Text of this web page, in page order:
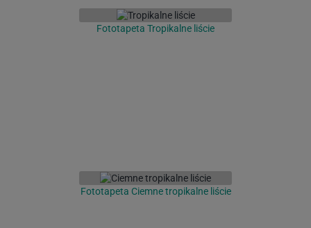
Fototapeta Tropikalne liście
Fototapeta Ciemne tropikalne liście